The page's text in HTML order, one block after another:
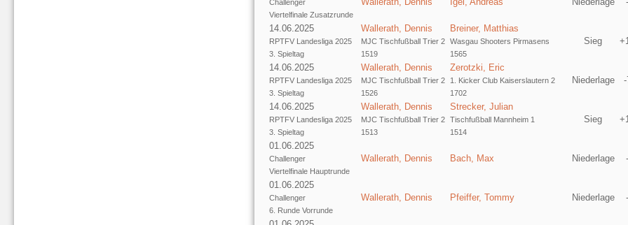
Challenger
Viertelfinale Zusatzrunde
14.06.2025
RPTFV Landesliga 2025
3. Spieltag
Wallerath, Dennis
MJC Tischfußball Trier 2
1519
Breiner, Matthias
Wasgau Shooters Pirmasens
1565
Sieg
14.06.2025
RPTFV Landesliga 2025
3. Spieltag
Wallerath, Dennis
MJC Tischfußball Trier 2
1526
Zerotzki, Eric
1. Kicker Club Kaiserslautern 2
1702
Niederlage
14.06.2025
RPTFV Landesliga 2025
3. Spieltag
Wallerath, Dennis
MJC Tischfußball Trier 2
1513
Strecker, Julian
Tischfußball Mannheim 1
1514
Sieg
01.06.2025
Challenger
Viertelfinale Hauptrunde
Wallerath, Dennis Bach, Max Niederlage -
01.06.2025
Challenger
6. Runde Vorrunde
Wallerath, Dennis Pfeiffer, Tommy Niederlage -